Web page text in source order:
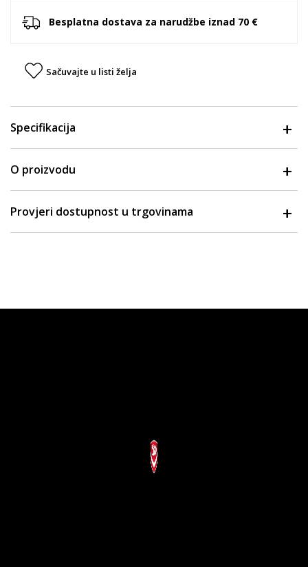
Besplatna dostava za narudžbe iznad 70 €
Sačuvajte u listi želja
Specifikacija
O proizvodu
Provjeri dostupnost u trgovinama